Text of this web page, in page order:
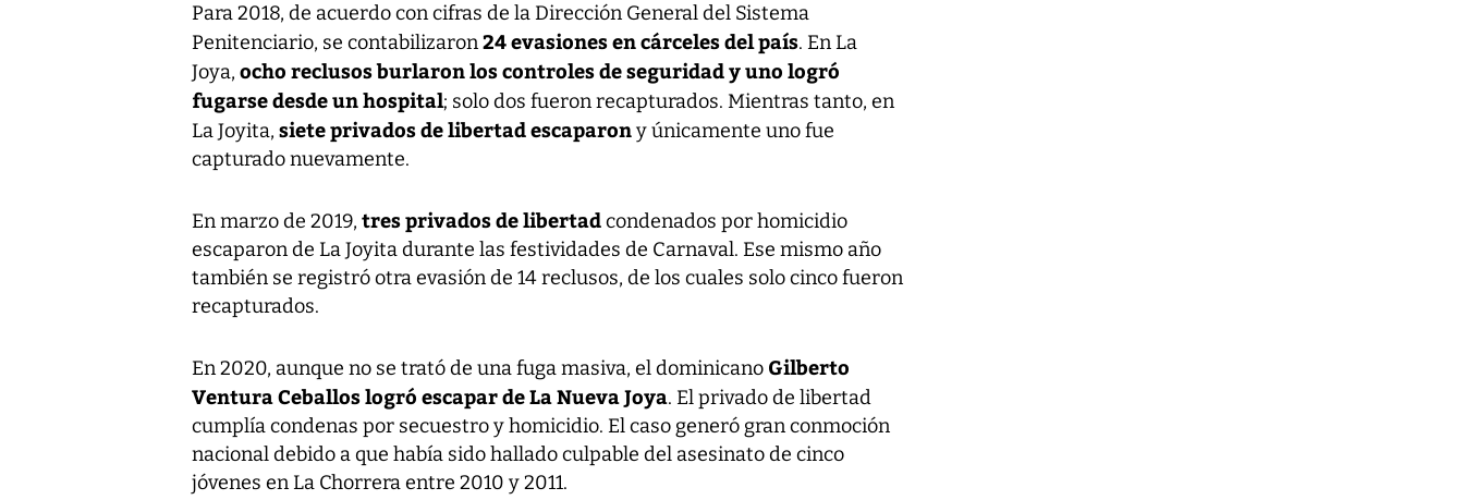
Para 2018, de acuerdo con cifras de la Dirección General del Sistema
Penitenciario, se contabilizaron24 evasiones en cárceles del país. En La
Joya, ocho reclusos burlaron los controles de seguridad y uno logró
fugarse desde un hospital; solo dos fueron recapturados. Mientras tanto, en
La Joyita, siete privados de libertad escaparony únicamente uno fue
capturado nuevamente.
En marzo de 2019, tres privados de libertadcondenados por homicidio
escaparon de La Joyita durante las festividades de Carnaval. Ese mismo año
también se registró otra evasión de 14 reclusos, de los cuales solo cinco fueron
recapturados.
En 2020, aunque no se trató de una fuga masiva, el dominicano Gilberto
Ventura Ceballos logró escapar de La Nueva Joya. El privado de libertad
cumplía condenas por secuestro y homicidio. El caso generó gran conmoción
nacional debido a que había sido hallado culpable del asesinato de cinco
jóvenes en La Chorrera entre 2010 y 2011.